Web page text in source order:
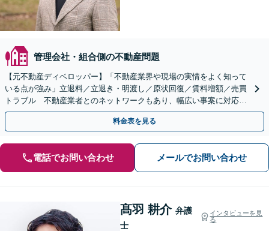
管理会社・組合側の不動産問題
【元不動産ディベロッパー】「不動産業界や現場の実情をよく知って
いる点が強み」立退料／立退き・明渡し／原状回復／賃料増額／売買
トラブル 不動産業者とのネットワークもあり、幅広い事案に対応！
宅建資格保有【オンライン相談可】【休日夜間面談可】
料金表を見る
電話でお問い合わせ メールでお問い合わせ
髙羽 耕介 弁護
士
インタビューを見
る